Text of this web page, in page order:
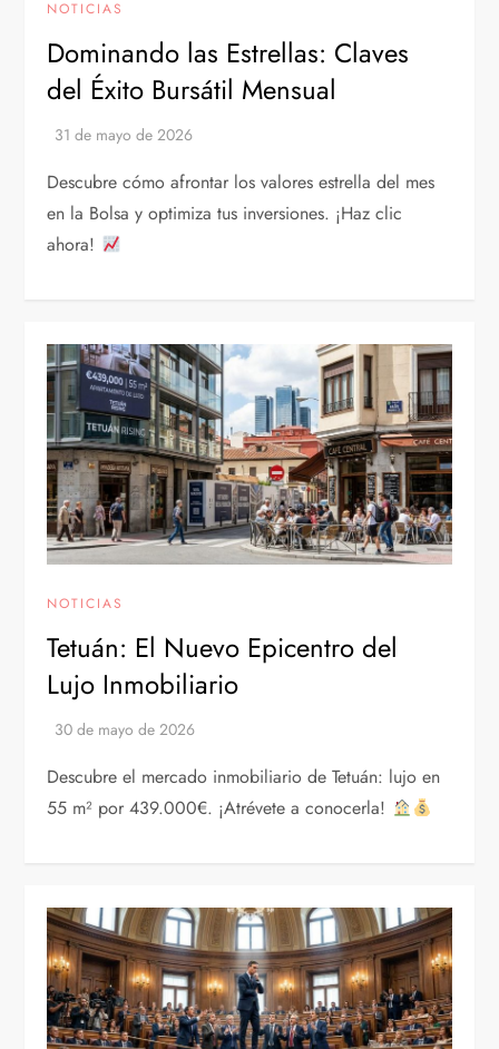
NOTICIAS
Dominando las Estrellas: Claves
del Éxito Bursátil Mensual
Descubre cómo afrontar los valores estrella del mes
en la Bolsa y optimiza tus inversiones. ¡Haz clic
ahora!
NOTICIAS
Tetuán: El Nuevo Epicentro del
Lujo Inmobiliario
Descubre el mercado inmobiliario de Tetuán: lujo en
55 m² por 439.000€. ¡Atrévete a conocerla!